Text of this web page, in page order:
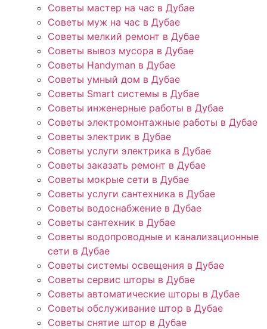
Советы мастер на час в Дубае
Советы муж на час в Дубае
Советы мелкий ремонт в Дубае
Советы вывоз мусора в Дубае
Советы Handyman в Дубае
Советы умный дом в Дубае
Советы Smart системы в Дубае
Советы инженерные работы в Дубае
Советы электромонтажные работы в Дубае
Советы электрик в Дубае
Советы услуги электрика в Дубае
Советы заказать ремонт в Дубае
Советы мокрые сети в Дубае
Советы услуги сантехника в Дубае
Советы водоснабжение в Дубае
Советы сантехник в Дубае
Советы водопроводные и канализационные
сети в Дубае
Советы системы освещения в Дубае
Советы сервис шторы в Дубае
Советы автоматические шторы в Дубае
Советы обслуживание штор в Дубае
Советы снятие штор в Дубае